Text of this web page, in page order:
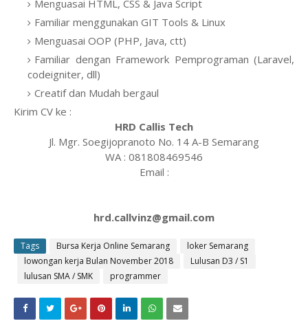
Menguasai HTML, CSS & Java Script
Familiar menggunakan GIT Tools & Linux
Menguasai OOP (PHP, Java, ctt)
Familiar dengan Framework Pemprograman (Laravel,
codeigniter, dll)
Creatif dan Mudah bergaul
Kirim CV ke :
HRD Callis Tech
Jl. Mgr. Soegijopranoto No. 14 A-B Semarang
WA : 081808469546
Email :
hrd.callvinz@gmail.com
Tags Bursa Kerja Online Semarang
loker Semarang
lowongan kerja Bulan November 2018
Lulusan D3 / S1
lulusan SMA / SMK
programmer